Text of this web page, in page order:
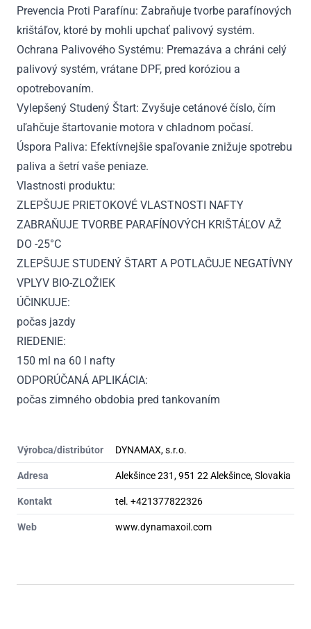
Prevencia Proti Parafínu: Zabraňuje tvorbe parafínových
krištáľov, ktoré by mohli upchať palivový systém.
Ochrana Palivového Systému: Premazáva a chráni celý
palivový systém, vrátane DPF, pred koróziou a
opotrebovaním.
Vylepšený Studený Štart: Zvyšuje cetánové číslo, čím
uľahčuje štartovanie motora v chladnom počasí.
Úspora Paliva: Efektívnejšie spaľovanie znižuje spotrebu
paliva a šetrí vaše peniaze.
Vlastnosti produktu:
ZLEPŠUJE PRIETOKOVÉ VLASTNOSTI NAFTY
ZABRAŇUJE TVORBE PARAFÍNOVÝCH KRIŠTÁĽOV AŽ
DO -25°C
ZLEPŠUJE STUDENÝ ŠTART A POTLAČUJE NEGATÍVNY
VPLYV BIO-ZLOŽIEK
ÚČINKUJE:
počas jazdy
RIEDENIE:
150 ml na 60 l nafty
ODPORÚČANÁ APLIKÁCIA:
počas zimného obdobia pred tankovaním
Výrobca/distribútor DYNAMAX, s.r.o.
Adresa Alekšince 231, 951 22 Alekšince, Slovakia
Kontakt tel. +421377822326
Web www.dynamaxoil.com